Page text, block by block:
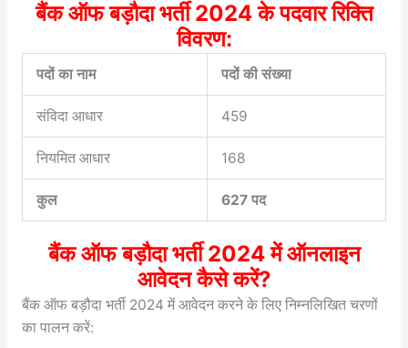
बैंक ऑफ बड़ौदा भर्ती 2024 के पदवार रिक्ति
विवरण:
पदों का नाम पदों की संख्या
संविदा आधार 459
नियमित आधार 168
कुल 627 पद
बैंक ऑफ बड़ौदा भर्ती 2024 में ऑनलाइन
आवेदन कैसे करें?
बैंक ऑफ बड़ौदा भर्ती 2024 में आवेदन करने के लिए निम्नलिखित चरणों
का पालन करें: